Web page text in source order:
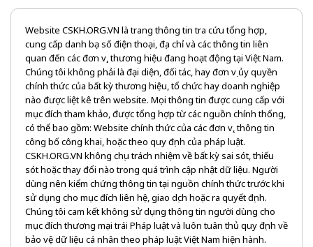
Website CSKH.ORG.VN là trang thông tin tra cứu tổng hợp,
cung cấp danh bạ số điện thoại, địa chỉ và các thông tin liên
quan đến các đơn vị, thương hiệu đang hoạt động tại Việt Nam.
Chúng tôi không phải là đại diện, đối tác, hay đơn vị ủy quyền
chính thức của bất kỳ thương hiệu, tổ chức hay doanh nghiệp
nào được liệt kê trên website. Mọi thông tin được cung cấp với
mục đích tham khảo, được tổng hợp từ các nguồn chính thống,
có thể bao gồm: Website chính thức của các đơn vị, thông tin
công bố công khai, hoặc theo quy định của pháp luật.
CSKH.ORG.VN không chịu trách nhiệm về bất kỳ sai sót, thiếu
sót hoặc thay đổi nào trong quá trình cập nhật dữ liệu. Người
dùng nên kiểm chứng thông tin tại nguồn chính thức trước khi
sử dụng cho mục đích liên hệ, giao dịch hoặc ra quyết định.
Chúng tôi cam kết không sử dụng thông tin người dùng cho
mục đích thương mại trái Pháp luật và luôn tuân thủ quy định về
bảo vệ dữ liệu cá nhân theo pháp luật Việt Nam hiện hành.